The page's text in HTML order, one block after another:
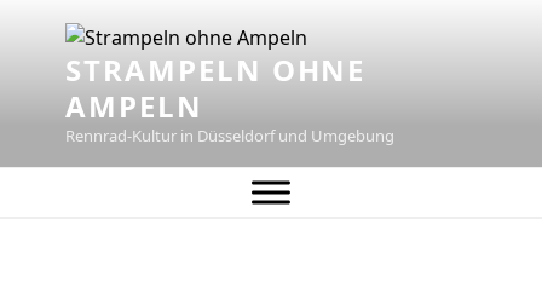
STRAMPELN OHNE
AMPELN
Rennrad-Kultur in Düsseldorf und Umgebung